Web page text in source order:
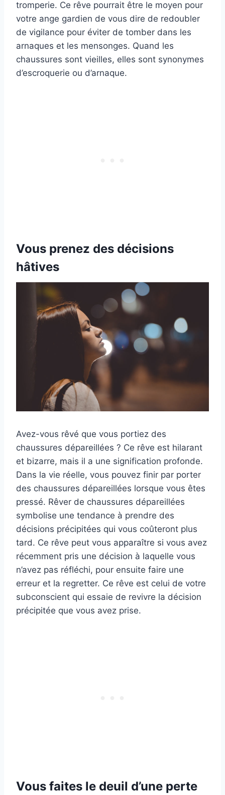
tromperie. Ce rêve pourrait être le moyen pour
votre ange gardien de vous dire de redoubler
de vigilance pour éviter de tomber dans les
arnaques et les mensonges. Quand les
chaussures sont vieilles, elles sont synonymes
d’escroquerie ou d’arnaque.
Vous prenez des décisions
hâtives
Avez-vous rêvé que vous portiez des
chaussures dépareillées ? Ce rêve est hilarant
et bizarre, mais il a une signification profonde.
Dans la vie réelle, vous pouvez finir par porter
des chaussures dépareillées lorsque vous êtes
pressé. Rêver de chaussures dépareillées
symbolise une tendance à prendre des
décisions précipitées qui vous coûteront plus
tard. Ce rêve peut vous apparaître si vous avez
récemment pris une décision à laquelle vous
n’avez pas réfléchi, pour ensuite faire une
erreur et la regretter. Ce rêve est celui de votre
subconscient qui essaie de revivre la décision
précipitée que vous avez prise.
Vous faites le deuil d’une perte